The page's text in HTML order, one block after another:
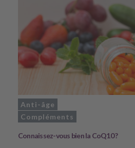
Anti-âge
Compléments
Connaissez-vous bien la CoQ10 ?